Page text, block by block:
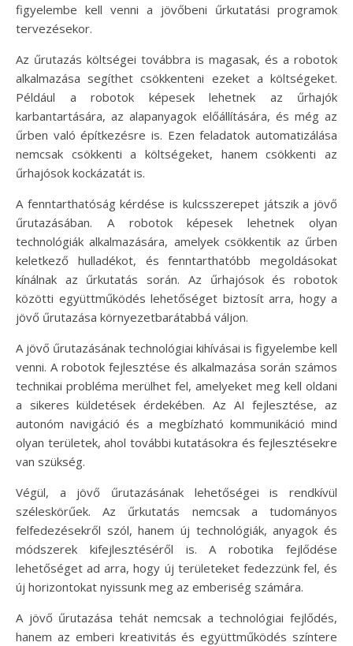
figyelembe kell venni a jövőbeni űrkutatási programok
tervezésekor.
Az űrutazás költségei továbbra is magasak, és a robotok
alkalmazása segíthet csökkenteni ezeket a költségeket.
Például a robotok képesek lehetnek az űrhajók
karbantartására, az alapanyagok előállítására, és még az
űrben való építkezésre is. Ezen feladatok automatizálása
nemcsak csökkenti a költségeket, hanem csökkenti az
űrhajósok kockázatát is.
A fenntarthatóság kérdése is kulcsszerepet játszik a jövő
űrutazásában. A robotok képesek lehetnek olyan
technológiák alkalmazására, amelyek csökkentik az űrben
keletkező hulladékot, és fenntarthatóbb megoldásokat
kínálnak az űrkutatás során. Az űrhajósok és robotok
közötti együttműködés lehetőséget biztosít arra, hogy a
jövő űrutazása környezetbarátabbá váljon.
A jövő űrutazásának technológiai kihívásai is figyelembe kell
venni. A robotok fejlesztése és alkalmazása során számos
technikai probléma merülhet fel, amelyeket meg kell oldani
a sikeres küldetések érdekében. Az AI fejlesztése, az
autonóm navigáció és a megbízható kommunikáció mind
olyan területek, ahol további kutatásokra és fejlesztésekre
van szükség.
Végül, a jövő űrutazásának lehetőségei is rendkívül
széleskörűek. Az űrkutatás nemcsak a tudományos
felfedezésekről szól, hanem új technológiák, anyagok és
módszerek kifejlesztéséről is. A robotika fejlődése
lehetőséget ad arra, hogy új területeket fedezzünk fel, és
új horizontokat nyissunk meg az emberiség számára.
A jövő űrutazása tehát nemcsak a technológiai fejlődés,
hanem az emberi kreativitás és együttműködés színtere